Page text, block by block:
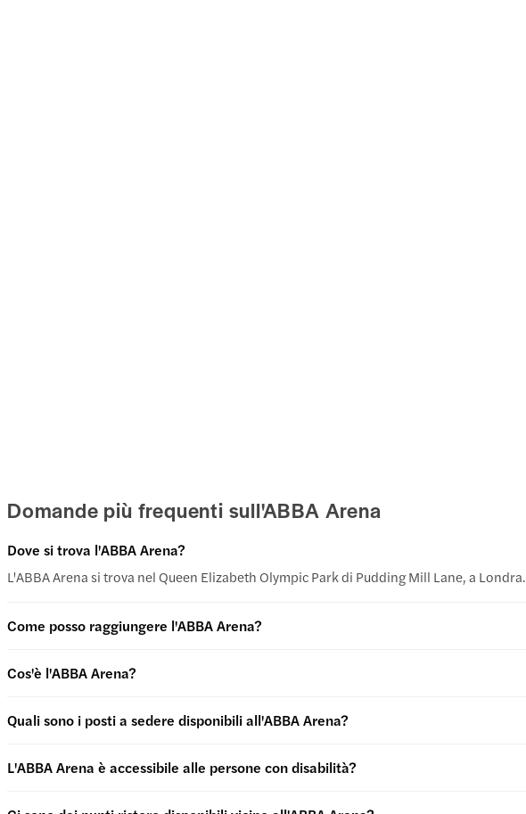
Domande più frequenti sull'ABBA Arena
Dove si trova l'ABBA Arena?
L'ABBA Arena si trova nel Queen Elizabeth Olympic Park di Pudding Mill Lane, a Londra.
Come posso raggiungere l'ABBA Arena?
Cos'è l'ABBA Arena?
Quali sono i posti a sedere disponibili all'ABBA Arena?
L'ABBA Arena è accessibile alle persone con disabilità?